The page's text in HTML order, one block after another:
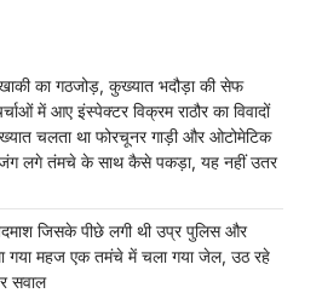
का गठजोड़, कुख्यात भदौड़ा की सेफ
में आए इंस्पेक्टर विक्रम राठौर का विवादों
चलता था फोरचूनर गाड़ी और ओटोमेटिक
जंग लगे तंमचे के साथ कैसे पकड़ा, यह नहीं उतर
जिसके पीछे लगी थी उप्र पुलिस और
गया महज एक तमंचे में चला गया जेल, उठ रहे
सवाल